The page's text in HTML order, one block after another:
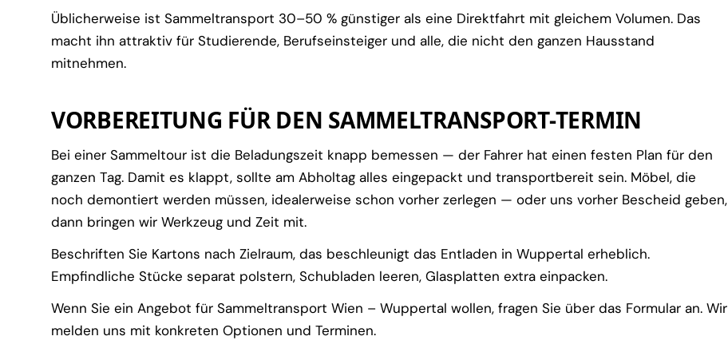
Üblicherweise ist Sammeltransport 30–50 % günstiger als eine Direktfahrt mit gleichem Volumen. Das
macht ihn attraktiv für Studierende, Berufseinsteiger und alle, die nicht den ganzen Hausstand
mitnehmen.
VORBEREITUNG FÜR DEN SAMMELTRANSPORT-TERMIN
Bei einer Sammeltour ist die Beladungszeit knapp bemessen — der Fahrer hat einen festen Plan für den
ganzen Tag. Damit es klappt, sollte am Abholtag alles eingepackt und transportbereit sein. Möbel, die
noch demontiert werden müssen, idealerweise schon vorher zerlegen — oder uns vorher Bescheid geben,
dann bringen wir Werkzeug und Zeit mit.
Beschriften Sie Kartons nach Zielraum, das beschleunigt das Entladen in Wuppertal erheblich.
Empfindliche Stücke separat polstern, Schubladen leeren, Glasplatten extra einpacken.
Wenn Sie ein Angebot für Sammeltransport Wien – Wuppertal wollen, fragen Sie über das Formular an. Wir
melden uns mit konkreten Optionen und Terminen.